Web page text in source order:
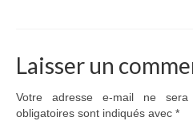
Laisser un
Votre adresse e-mail ne sera
obligatoires sont indiqués avec *